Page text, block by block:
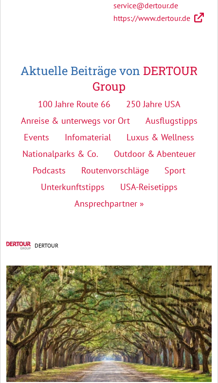
service@dertour.de
https://www.dertour.de
Aktuelle Beiträge von DERTOUR
Group
100 Jahre Route 66
250 Jahre USA
Anreise & unterwegs vor Ort
Ausflugstipps
Events
Infomaterial
Luxus & Wellness
Nationalparks & Co.
Outdoor & Abenteuer
Podcasts
Routenvorschläge
Sport
Unterkunftstipps
USA-Reisetipps
Ansprechpartner »
DERTOUR